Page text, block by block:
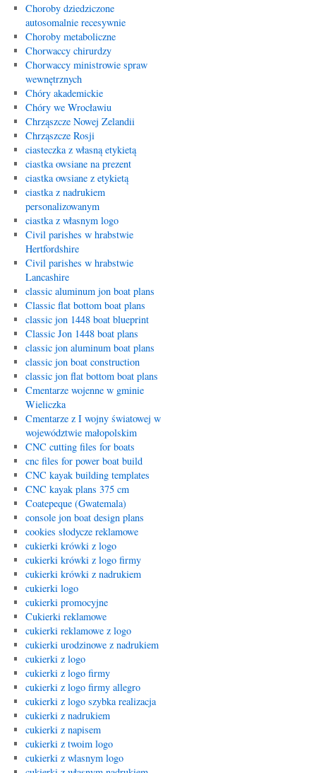
Choroby dziedziczone
autosomalnie recesywnie
Choroby metaboliczne
Chorwaccy chirurdzy
Chorwaccy ministrowie spraw
wewnętrznych
Chóry akademickie
Chóry we Wrocławiu
Chrząszcze Nowej Zelandii
Chrząszcze Rosji
ciasteczka z własną etykietą
ciastka owsiane na prezent
ciastka owsiane z etykietą
ciastka z nadrukiem
personalizowanym
ciastka z własnym logo
Civil parishes w hrabstwie
Hertfordshire
Civil parishes w hrabstwie
Lancashire
classic aluminum jon boat plans
Classic flat bottom boat plans
classic jon 1448 boat blueprint
Classic Jon 1448 boat plans
classic jon aluminum boat plans
classic jon boat construction
classic jon flat bottom boat plans
Cmentarze wojenne w gminie
Wieliczka
Cmentarze z I wojny światowej w
województwie małopolskim
CNC cutting files for boats
cnc files for power boat build
CNC kayak building templates
CNC kayak plans 375 cm
Coatepeque (Gwatemala)
console jon boat design plans
cookies słodycze reklamowe
cukierki krówki z logo
cukierki krówki z logo firmy
cukierki krówki z nadrukiem
cukierki logo
cukierki promocyjne
Cukierki reklamowe
cukierki reklamowe z logo
cukierki urodzinowe z nadrukiem
cukierki z logo
cukierki z logo firmy
cukierki z logo firmy allegro
cukierki z logo szybka realizacja
cukierki z nadrukiem
cukierki z napisem
cukierki z twoim logo
cukierki z wlasnym logo